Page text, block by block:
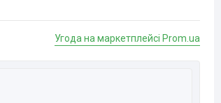
Угода на маркетплейсі Prom.ua